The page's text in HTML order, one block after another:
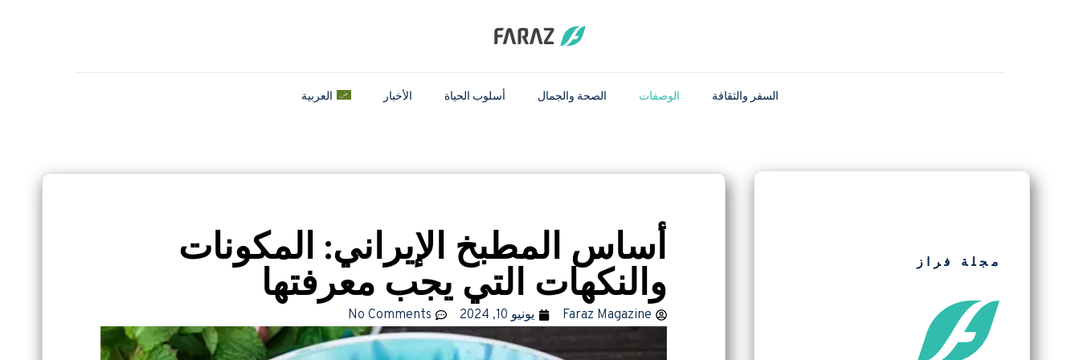
السفر والثقافة الوصفات الصحة والجمال أسلوب الحياة الأخبار العربية
مجلة فراز أساس المطبخ الإيراني: المكونات
والنكهات التي يجب معرفتها
Faraz Magazine يونيو 10, 2024 No Comments